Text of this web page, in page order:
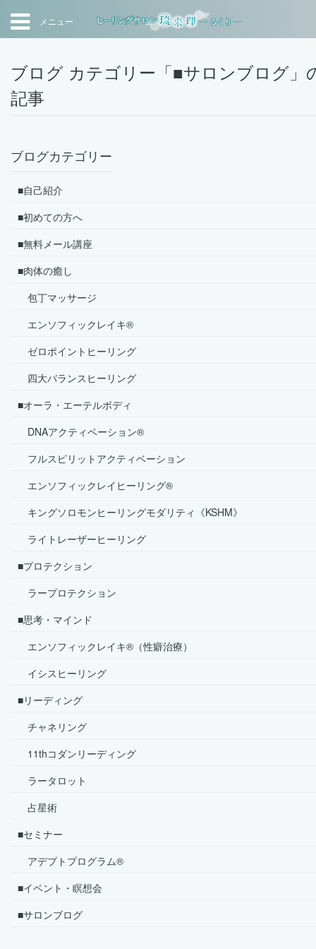
メニュー
ブログ カテゴリー「■サロンブログ」
記事
ブログカテゴリー
■自己紹介
■初めての方へ
■無料メール講座
■肉体の癒し
包丁マッサージ
エンソフィックレイキ®
ゼロポイントヒーリング
四大バランスヒーリング
■オーラ・エーテルボディ
DNAアクティベーション®
フルスピリットアクティベーション
エンソフィックレイヒーリング®
キングソロモンヒーリングモダリティ《KSHM》
ライトレーザーヒーリング
■プロテクション
ラープロテクション
■思考・マインド
エンソフィックレイキ®（性癖治療）
イシスヒーリング
■リーディング
チャネリング
11thコダンリーディング
ラータロット
占星術
■セミナー
アデプトプログラム®
■イベント・瞑想会
■サロンブログ